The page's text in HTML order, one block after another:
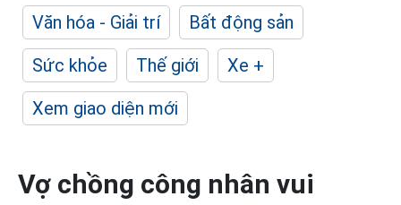
Văn hóa - Giải trí
Bất động sản
Sức khỏe
Thế giới
Xe +
Xem giao diện mới
Vợ chồng công nhân vui